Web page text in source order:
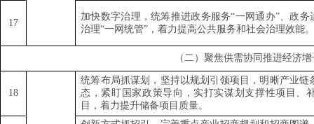
17
加快数字治理，统筹推进政务服务“一网通办”、政务
治理“一网统管” ，着力提高公共服务和社会治理效能
（二）聚焦供需协同推进经济
18
统筹布局抓谋划，坚持以规划引领项目，明晰产业链
态，紧盯国家政策导向，实打实谋划支撑性项目、
目，着力提升储备项目质量。